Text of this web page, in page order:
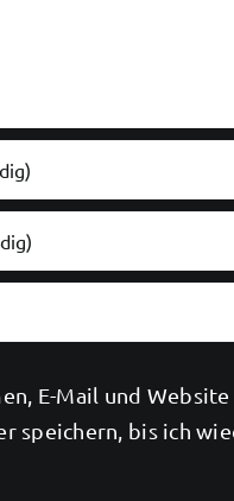
E-Mail und Website
speichern, bis ich